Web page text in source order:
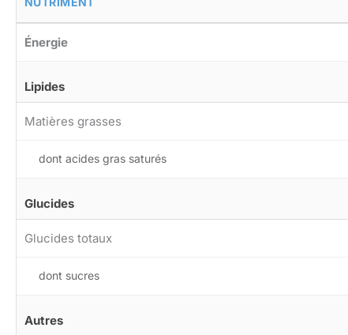
Énergie
Lipides
Matières grasses
dont acides gras saturés
Glucides
Glucides totaux
dont sucres
Autres